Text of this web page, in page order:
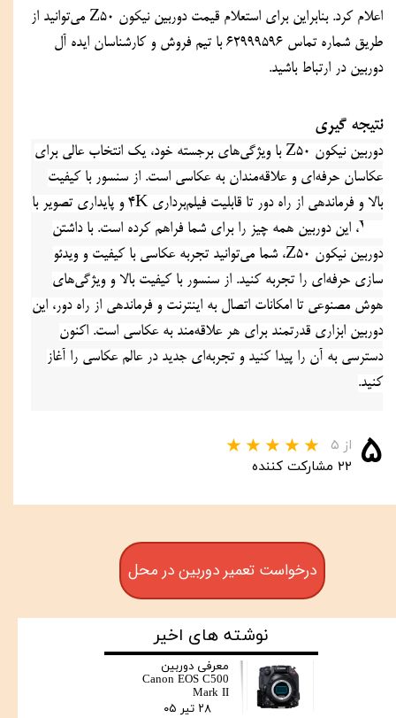
دوربین در ارتباط باشید.
نتیجه گیری
کنید.
۵ از ۵
۲۲ مشارکت کننده
نوشته های اخیر
معرفی دوربین
Canon EOS C500
Mark II
۲۸ تیر ۰۵
درخواست تعمیر دوربین در محل